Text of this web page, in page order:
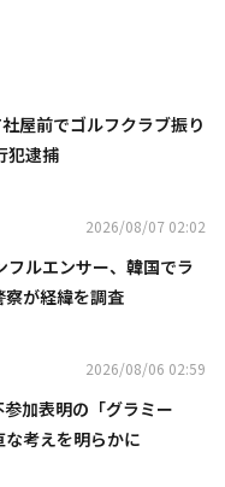
屋前でゴルフクラブ振り
犯逮捕
2026/08/07 02:02
フルエンサー、韓国でラ
が経緯を調査
2026/08/06 02:59
加表明の「グラミー
考えを明らかに